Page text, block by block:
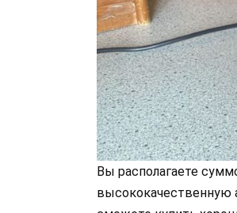
Вы располагаете
высококачественную